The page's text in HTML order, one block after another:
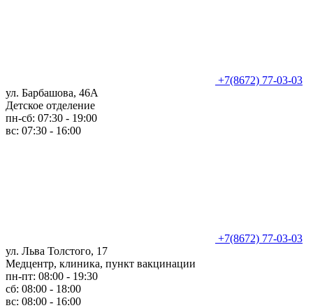
+7(8672) 77-03-03
ул. Барбашова, 46А
Детское отделение
пн-сб: 07:30 - 19:00
вс: 07:30 - 16:00
+7(8672) 77-03-03
ул. Льва Толстого, 17
Медцентр, клиника, пункт вакцинации
пн-пт: 08:00 - 19:30
сб: 08:00 - 18:00
вс: 08:00 - 16:00